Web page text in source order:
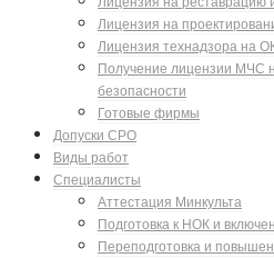
Лицензия на
Лицензия технадзора на
Получение лицензии МЧС
безопасности
Готовые фирмы
Допуски СРО
Виды работ
Специалисты
Аттестация Минкульта
Подготовка к НОК и
Переподготовка и